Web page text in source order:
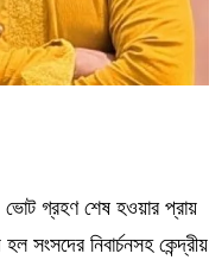
ভোট গ্রহণ শেষ হওয়ার প্রায়
সংসদের নিবার্চনসহ কেন্দ্রীয়